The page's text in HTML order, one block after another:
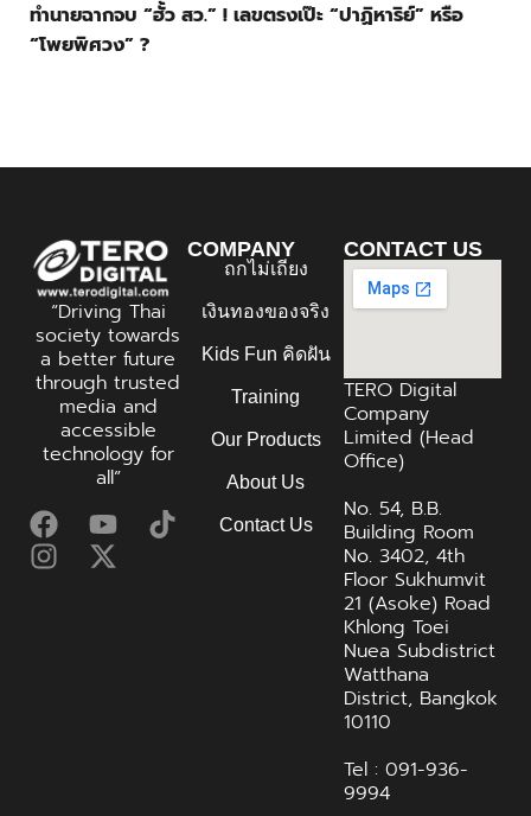
ทำนายฉากจบ “ฮั้ว สว.” ! เลขตรงเป๊ะ “ปาฏิหาริย์” หรือ
“โพยพิศวง” ?
“Driving Thai
society towards
a better future
through trusted
media and
accessible
technology for
all”
COMPANY
ถกไม่เถียง
เงินทองของจริง
Kids Fun คิดฝัน
Training
Our Products
About Us
Contact Us
CONTACT US
TERO Digital
Company
Limited (Head
Office)
No. 54, B.B.
Building Room
No. 3402, 4th
Floor Sukhumvit
21 (Asoke) Road
Khlong Toei
Nuea Subdistrict
Watthana
District, Bangkok
10110
Tel : 091-936-
9994